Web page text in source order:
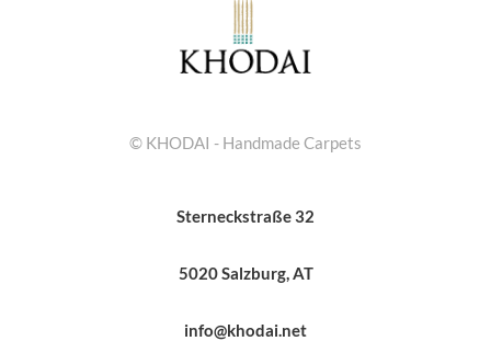
© KHODAI - Handmade Carpets
Sterneckstraße 32
5020 Salzburg, AT
info@khodai.net